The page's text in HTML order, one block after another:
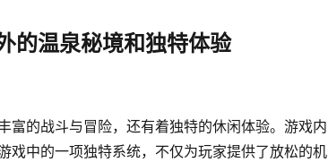
的温泉秘境和独特体验
富的战斗与冒险，还有着独特的休闲体验。游戏内
戏中的一项独特系统，不仅为玩家提供了放松的机